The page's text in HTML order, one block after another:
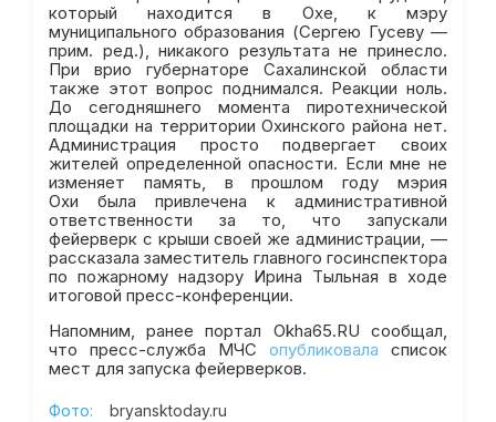
который находится в Охе, к мэру
муниципального образования (Сергею Гусеву —
прим. ред.), никакого результата не принесло.
При врио губернаторе Сахалинской области
также этот вопрос поднимался. Реакции ноль.
До сегодняшнего момента пиротехнической
площадки на территории Охинского района нет.
Администрация просто подвергает своих
жителей определенной опасности. Если мне не
изменяет память, в прошлом году мэрия
Охи была привлечена к административной
ответственности за то, что запускали
фейерверк с крыши своей же администрации, —
рассказала заместитель главного госинспектора
по пожарному надзору Ирина Тыльная в ходе
итоговой пресс-конференции.
Напомним, ранее портал Okha65.RU сообщал,
что пресс-служба МЧСопубликовала список
мест для запуска фейерверков.
Фото: bryansktoday.ru